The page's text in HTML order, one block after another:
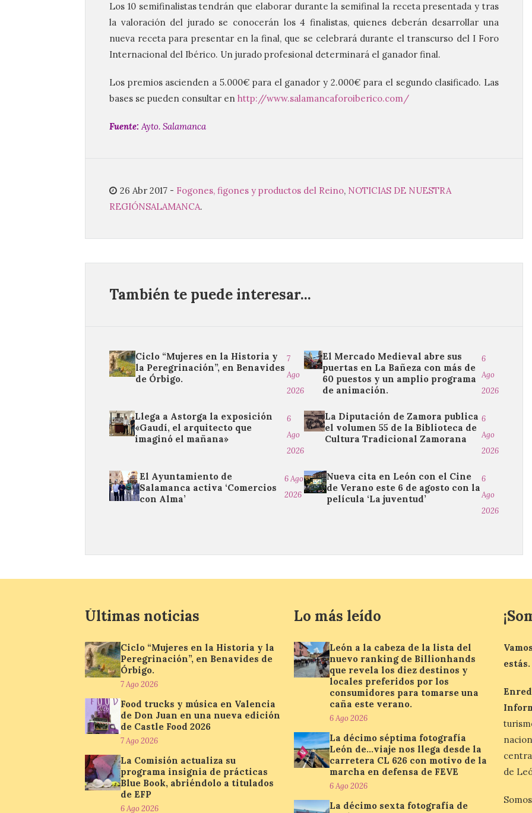
Los 10 semifinalistas tendrán que elaborar durante la semifinal la receta presentada y tras
la valoración del jurado se conocerán los 4 finalistas, quienes deberán desarrollar una
nueva receta para presentar en la final, que se celebrará durante el transcurso del I Foro
Internacional del Ibérico. Un jurado profesional determinará el ganador final.
Los premios ascienden a 5.000€ para el ganador y 2.000€ para el segundo clasificado. Las
bases se pueden consultar en http://www.salamancaforoiberico.com/
Fuente: Ayto. Salamanca
26 Abr 2017 - Fogones, figones y productos del Reino, NOTICIAS DE NUESTRA
REGIÓNSALAMANCA.
También te puede interesar...
Ciclo “Mujeres en la Historia y
la Peregrinación”, en Benavides
de Órbigo.
7
Ago
2026
El Mercado Medieval abre sus
puertas en La Bañeza con más de
60 puestos y un amplio programa
de animación.
6
Ago
2026
Llega a Astorga la exposición
«Gaudí, el arquitecto que
imaginó el mañana»
6
Ago
2026
La Diputación de Zamora publica
el volumen 55 de la Biblioteca de
Cultura Tradicional Zamorana
6
Ago
2026
El Ayuntamiento de
Salamanca activa ‘Comercios
con Alma’
6 Ago
2026
Nueva cita en León con el Cine
de Verano este 6 de agosto con la
película ‘La juventud’
6
Ago
2026
Últimas noticias
Ciclo “Mujeres en la Historia y la
Peregrinación”, en Benavides de
Órbigo.
7 Ago 2026
Food trucks y música en Valencia
de Don Juan en una nueva edición
de Castle Food 2026
7 Ago 2026
La Comisión actualiza su
programa insignia de prácticas
Blue Book, abriéndolo a titulados
de EFP
6 Ago 2026
Lo más leído
León a la cabeza de la lista del
nuevo ranking de Billionhands
que revela los diez destinos y
locales preferidos por los
consumidores para tomarse una
caña este verano.
6 Ago 2026
La décimo séptima fotografía
León de…viaje nos llega desde la
carretera CL 626 con motivo de la
marcha en defensa de FEVE
6 Ago 2026
La décimo sexta fotografía de
estás.
de